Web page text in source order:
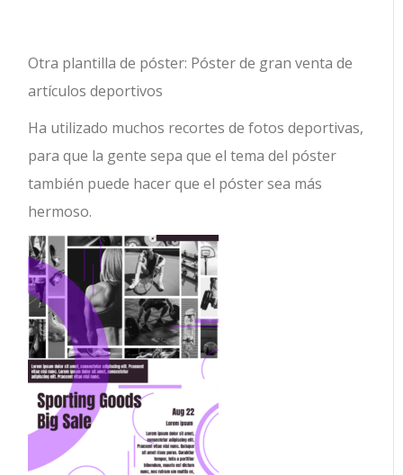
Otra plantilla de póster: Póster de gran venta de
artículos deportivos
Ha utilizado muchos recortes de fotos deportivas,
para que la gente sepa que el tema del póster
también puede hacer que el póster sea más
hermoso.